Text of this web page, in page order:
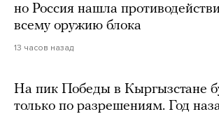
но Россия нашла
всему оружию блока
13 часов назад
На пик Победы в Кыргызстане
только по разрешениям. Год